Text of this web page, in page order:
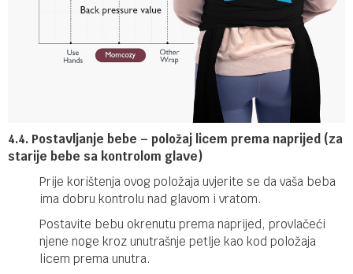
4.4. Postavljanje bebe – položaj licem prema naprijed (za
starije bebe sa kontrolom glave)
Prije korištenja ovog položaja uvjerite se da vaša beba
ima dobru kontrolu nad glavom i vratom.
Postavite bebu okrenutu prema naprijed, provlačeći
njene noge kroz unutrašnje petlje kao kod položaja
licem prema unutra.